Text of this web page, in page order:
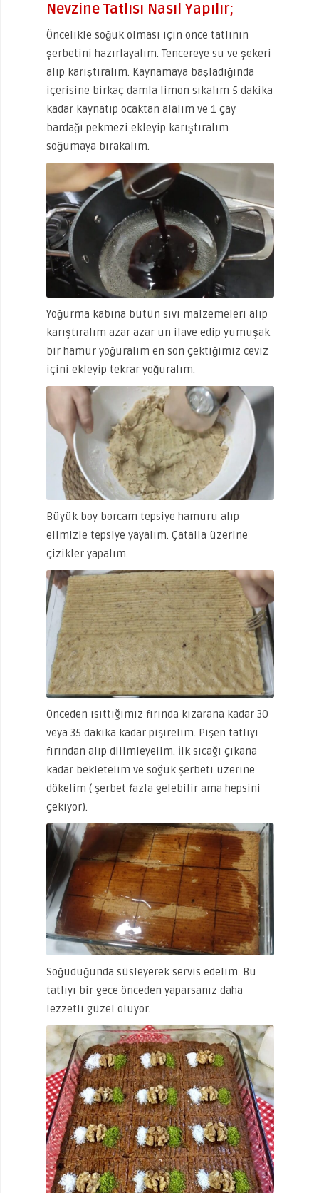
Nevzine Tatlısı Nasıl Yapılır;
Öncelikle soğuk olması için önce tatlının
şerbetini hazırlayalım. Tencereye su ve şekeri
alıp karıştıralım. Kaynamaya başladığında
içerisine birkaç damla limon sıkalım 5 dakika
kadar kaynatıp ocaktan alalım ve 1 çay
bardağı pekmezi ekleyip karıştıralım
soğumaya bırakalım.
Yoğurma kabına bütün sıvı malzemeleri alıp
karıştıralım azar azar un ilave edip yumuşak
bir hamur yoğuralım en son çektiğimiz ceviz
içini ekleyip tekrar yoğuralım.
Büyük boy borcam tepsiye hamuru alıp
elimizle tepsiye yayalım. Çatalla üzerine
çizikler yapalım.
Önceden ısıttığımız fırında kızarana kadar 30
veya 35 dakika kadar pişirelim. Pişen tatlıyı
fırından alıp dilimleyelim. İlk sıcağı çıkana
kadar bekletelim ve soğuk şerbeti üzerine
dökelim ( şerbet fazla gelebilir ama hepsini
çekiyor).
Soğuduğunda süsleyerek servis edelim. Bu
tatlıyı bir gece önceden yaparsanız daha
lezzetli güzel oluyor.